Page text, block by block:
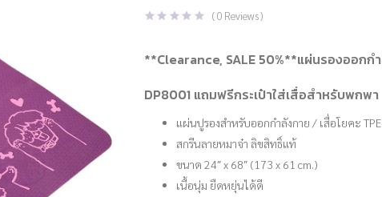
(0 Reviews )
**Clearance, SALE 50%**แผ่นรองออกก
DP8001 แถมฟรีกระเป๋าใส่เสื่อสำหรับพกพา
แผ่นปูรองสำหรับออกกำลังกาย / เสื่อโยคะ
สกรีนลายหมาจ๋า ลิขสิทธิ์แท้
ขนาด 24″ x 68″ (173 x 61 cm.)
เนื้อนุ่ม ยืดหยุ่นได้ดี